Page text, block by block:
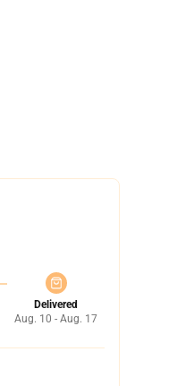
Delivered
Aug. 10 - Aug. 17